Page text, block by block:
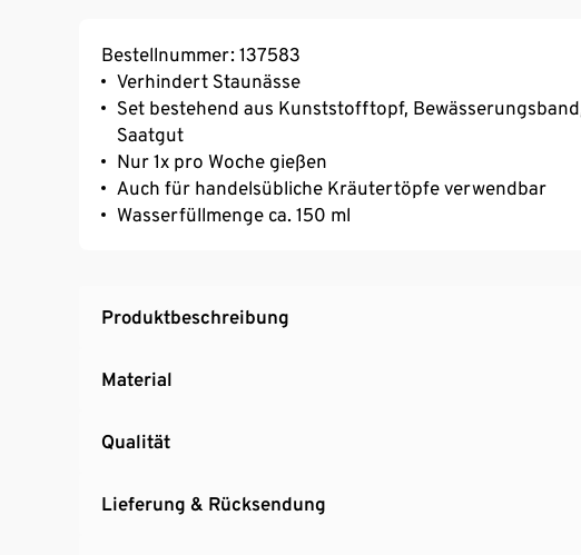
Bestellnummer: 137583
Verhindert Staunässe
Set bestehend aus Kunststofftopf,
Saatgut
Nur 1x pro Woche gießen
Auch für handelsübliche Kräutertöpfe verwendbar
Wasserfüllmenge ca. 150 ml
Produktbeschreibung
Material
Qualität
Lieferung & Rücksendung